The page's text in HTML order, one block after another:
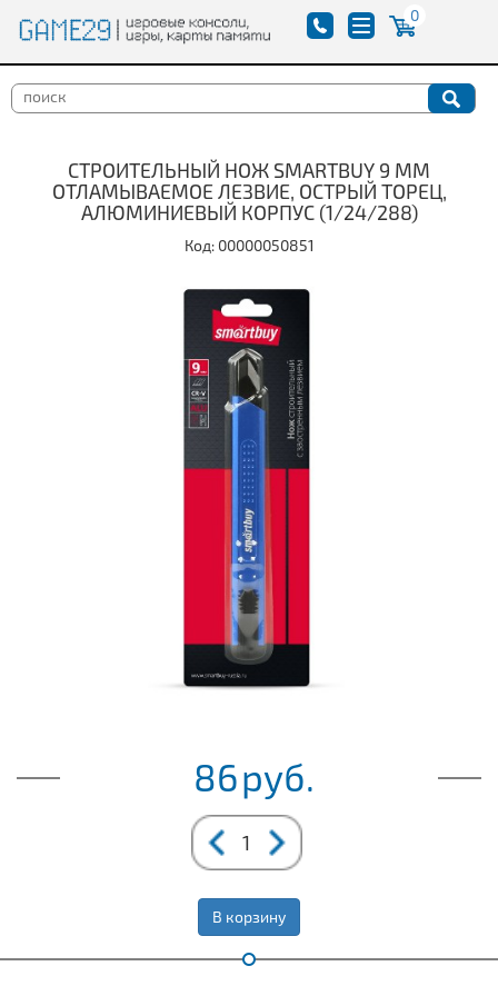
0
СТРОИТЕЛЬНЫЙ НОЖ SMARTBUY 9 ММ
ОТЛАМЫВАЕМОЕ ЛЕЗВИЕ, ОСТРЫЙ ТОРЕЦ,
АЛЮМИНИЕВЫЙ КОРПУС (1/24/288)
Код: 00000050851
86руб.
В корзину